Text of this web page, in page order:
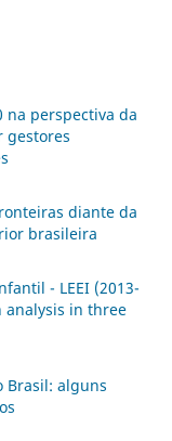
na perspectiva da
gestores
diante da
brasileira
- LEEI (2013-
analysis in three
Brasil: alguns